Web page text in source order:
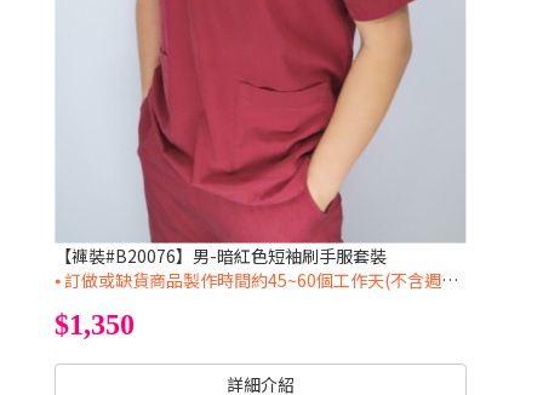
【褲裝#B20076】男-暗紅色短袖刷手服套裝
⦁ 訂做或缺貨商品製作時間約45~60個工作天(不含週六日及國定假日)
$1,350
詳細介紹